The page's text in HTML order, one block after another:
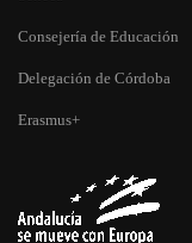
Consejería de Educación
Delegación de Córdoba
Erasmus+